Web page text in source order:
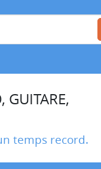
GUITARE,
temps record.